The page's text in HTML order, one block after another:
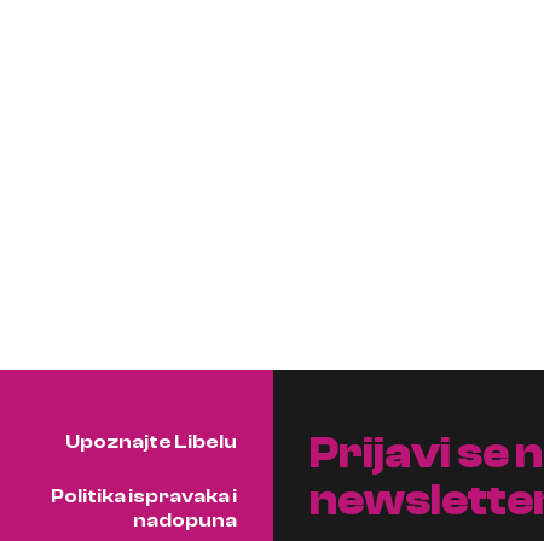
Upoznajte Libelu
Politika ispravaka i
nadopuna
Prijavi se